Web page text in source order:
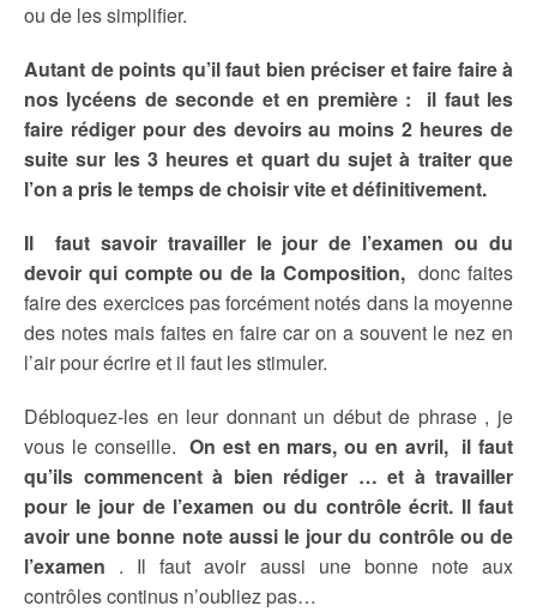
ou de les simplifier.
Autant de points qu’il faut bien préciser et faire faire à
nos lycéens de seconde et en première : il faut les
faire rédiger pour des devoirs au moins 2 heures de
suite sur les 3 heures et quart du sujet à traiter que
l’on a pris le temps de choisir vite et définitivement.
Il faut savoir travailler le jour de l’examen ou du
devoir qui compte ou de la Composition,donc faites
faire des exercices pas forcément notés dans la moyenne
des notes mais faites en faire car on a souvent le nez en
l’air pour écrire et il faut les stimuler.
Débloquez-les en leur donnant un début de phrase , je
vous le conseille.On est en mars, ou en avril, il faut
qu’ils commencent à bien rédiger … et à travailler
pour le jour de l’examen ou du contrôle écrit. Il faut
avoir une bonne note aussi le jour du contrôle ou de
l’examen . Il faut avoir aussi une bonne note aux
contrôles continus n’oubliez pas…